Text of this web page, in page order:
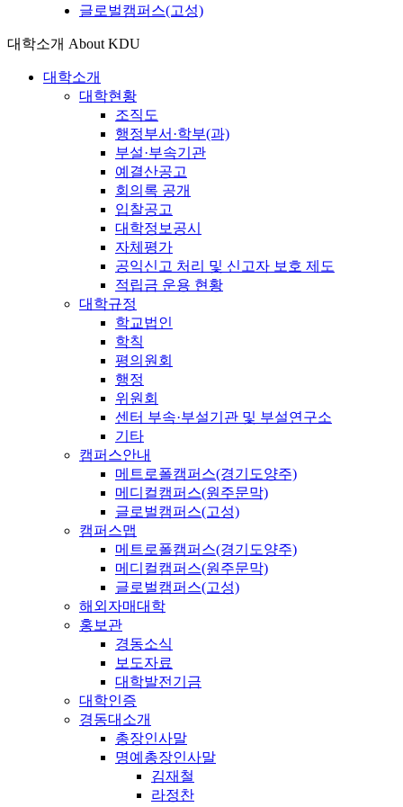
글로벌캠퍼스(고성)
대학소개 About KDU
대학소개
대학현황
조직도
행정부서·학부(과)
부설·부속기관
예결산공고
회의록 공개
입찰공고
대학정보공시
자체평가
공익신고 처리 및 신고자 보호 제도
적립금 운용 현황
대학규정
학교법인
학칙
평의원회
행정
위원회
센터 부속·부설기관 및 부설연구소
기타
캠퍼스안내
메트로폴캠퍼스(경기도양주)
메디컬캠퍼스(원주문막)
글로벌캠퍼스(고성)
캠퍼스맵
메트로폴캠퍼스(경기도양주)
메디컬캠퍼스(원주문막)
글로벌캠퍼스(고성)
해외자매대학
홍보관
경동소식
보도자료
대학발전기금
대학인증
경동대소개
총장인사말
명예총장인사말
김재철
라정찬